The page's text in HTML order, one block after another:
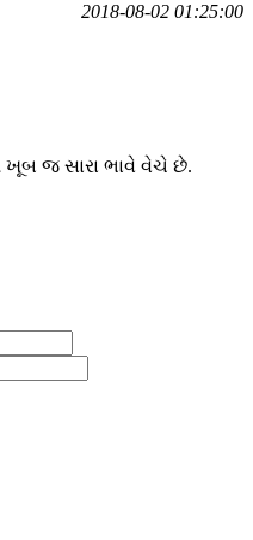
2018-08-02 01:25:00
ખૂબ જ સારા ભાવે વેચે છે.